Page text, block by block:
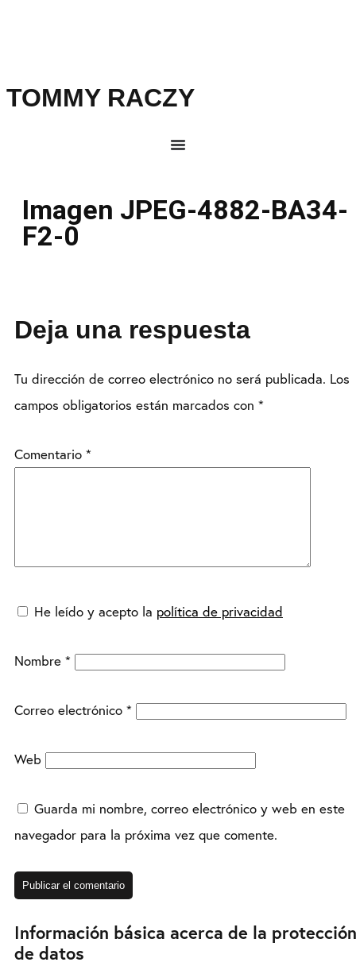
TOMMY RACZY
Imagen JPEG-4882-BA34-
F2-0
Deja una respuesta
Tu dirección de correo electrónico no será publicada. Los
campos obligatorios están marcados con *
Comentario *
He leído y acepto la política de privacidad
Nombre *
Correo electrónico *
Web
Guarda mi nombre, correo electrónico y web en este
navegador para la próxima vez que comente.
Información básica acerca de la protección
de datos